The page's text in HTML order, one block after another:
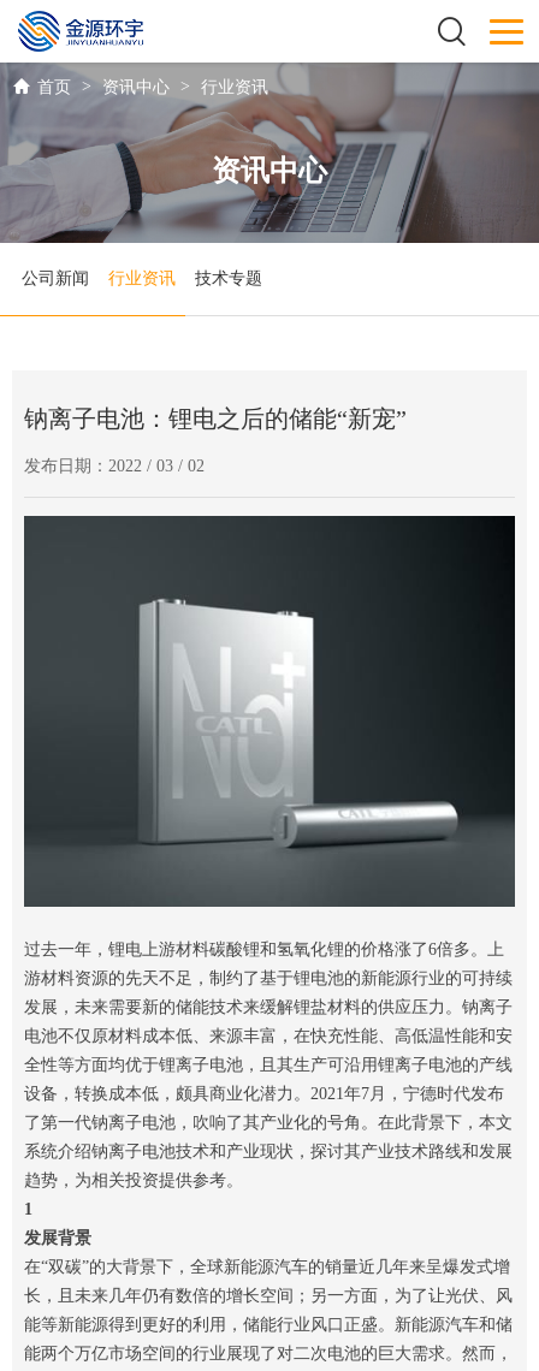
资讯中心
首页 > 资讯中心 > 行业资讯
公司新闻 行业资讯 技术专题
钠离子电池：锂电之后的储能“新宠”
发布日期：2022 / 03 / 02
过去一年，锂电上游材料碳酸锂和氢氧化锂的价格涨了6倍多。上
游材料资源的先天不足，制约了基于锂电池的新能源行业的可持续
发展，未来需要新的储能技术来缓解锂盐材料的供应压力。钠离子
电池不仅原材料成本低、来源丰富，在快充性能、高低温性能和安
全性等方面均优于锂离子电池，且其生产可沿用锂离子电池的产线
设备，转换成本低，颇具商业化潜力。2021年7月，宁德时代发布
了第一代钠离子电池，吹响了其产业化的号角。在此背景下，本文
系统介绍钠离子电池技术和产业现状，探讨其产业技术路线和发展
趋势，为相关投资提供参考。
1
发展背景
在“双碳”的大背景下，全球新能源汽车的销量近几年来呈爆发式增
长，且未来几年仍有数倍的增长空间；另一方面，为了让光伏、风
能等新能源得到更好的利用，储能行业风口正盛。新能源汽车和储
能两个万亿市场空间的行业展现了对二次电池的巨大需求。然而，